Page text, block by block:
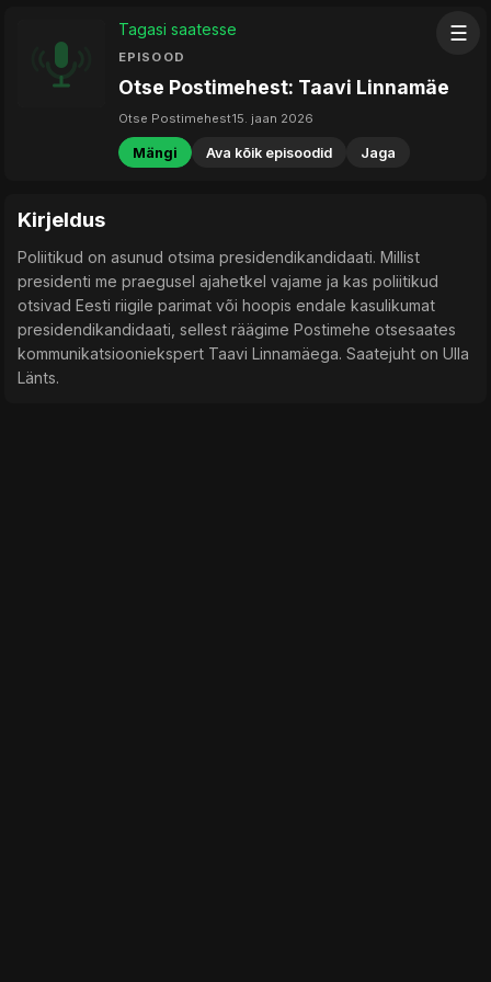
☰
Tagasi saatesse
EPISOOD
Otse Postimehest: Taavi Linnamäe
Otse Postimehest15. jaan 2026
Mängi Ava kõik episoodid Jaga
Kirjeldus
Poliitikud on asunud otsima presidendikandidaati. Millist
presidenti me praegusel ajahetkel vajame ja kas poliitikud
otsivad Eesti riigile parimat või hoopis endale kasulikumat
presidendikandidaati, sellest räägime Postimehe otsesaates
kommunikatsiooniekspert Taavi Linnamäega. Saatejuht on Ulla
Länts.